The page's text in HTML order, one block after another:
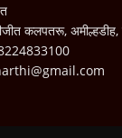
कलपतरू, अमील्हडीह,